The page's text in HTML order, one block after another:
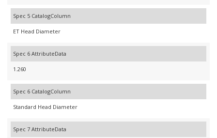
Spec 5 CatalogColumn
ET Head Diameter
Spec 6 AttributeData
1.260
Spec 6 CatalogColumn
Standard Head Diameter
Spec 7 AttributeData